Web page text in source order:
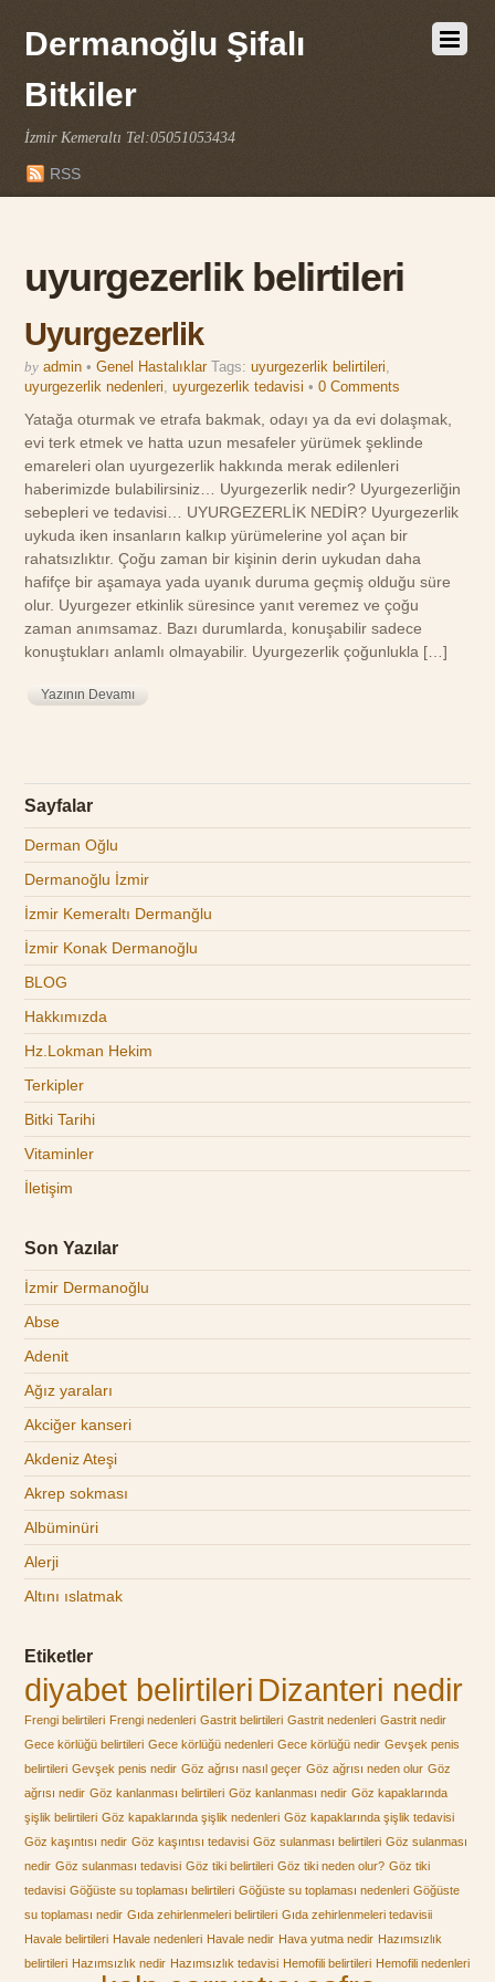
Dermanoğlu Şifalı
Bitkiler
İzmir Kemeraltı Tel:05051053434
RSS
uyurgezerlik belirtileri
Uyurgezerlik
by admin • Genel Hastalıklar Tags:uyurgezerlik belirtileri,
uyurgezerlik nedenleri,uyurgezerlik tedavisi •0 Comments
Yatağa oturmak ve etrafa bakmak, odayı ya da evi dolaşmak,
evi terk etmek ve hatta uzun mesafeler yürümek şeklinde
emareleri olan uyurgezerlik hakkında merak edilenleri
haberimizde bulabilirsiniz… Uyurgezerlik nedir? Uyurgezerliğin
sebepleri ve tedavisi… UYURGEZERLİK NEDİR? Uyurgezerlik
uykuda iken insanların kalkıp yürümelerine yol açan bir
rahatsızlıktır. Çoğu zaman bir kişinin derin uykudan daha
hafifçe bir aşamaya yada uyanık duruma geçmiş olduğu süre
olur. Uyurgezer etkinlik süresince yanıt veremez ve çoğu
zaman anımsamaz. Bazı durumlarda, konuşabilir sadece
konuştukları anlamlı olmayabilir. Uyurgezerlik çoğunlukla […]
Yazının Devamı
Sayfalar
Derman Oğlu
Dermanoğlu İzmir
İzmir Kemeraltı Dermanğlu
İzmir Konak Dermanoğlu
BLOG
Hakkımızda
Hz.Lokman Hekim
Terkipler
Bitki Tarihi
Vitaminler
İletişim
Son Yazılar
İzmir Dermanoğlu
Abse
Adenit
Ağız yaraları
Akciğer kanseri
Akdeniz Ateşi
Akrep sokması
Albüminüri
Alerji
Altını ıslatmak
Etiketler
diyabet belirtileri Dizanteri nedir
Frengi belirtileri Frengi nedenleri Gastrit belirtileri Gastrit nedenleri Gastrit nedir
Gece körlüğü belirtileri Gece körlüğü nedenleri Gece körlüğü nedir Gevşek penis
belirtileri Gevşek penis nedir Göz ağrısı nasıl geçer Göz ağrısı neden olur Göz
ağrısı nedir Göz kanlanması belirtileri Göz kanlanması nedir Göz kapaklarında
şişlik belirtileri Göz kapaklarında şişlik nedenleri Göz kapaklarında şişlik tedavisi
Göz kaşıntısı nedir Göz kaşıntısı tedavisi Göz sulanması belirtileri Göz sulanması
nedir Göz sulanması tedavisi Göz tiki belirtileri Göz tiki neden olur? Göz tiki
tedavisi Göğüste su toplaması belirtileri Göğüste su toplaması nedenleri Göğüste
su toplaması nedir Gıda zehirlenmeleri belirtileri Gıda zehirlenmeleri tedavisii
Havale belirtileri Havale nedenleri Havale nedir Hava yutma nedir Hazımsızlık
belirtileri Hazımsızlık nedir Hazımsızlık tedavisi Hemofili belirtileri Hemofili nedenleri